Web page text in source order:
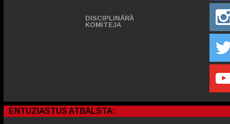
DISCIPLINĀRĀ
KOMITEJA
ENTUZIASTUS ATBALSTA: